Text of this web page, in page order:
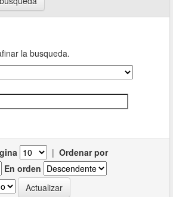
la busqueda.
| Ordenar por
En orden